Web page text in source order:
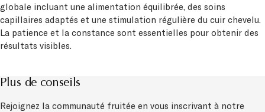
globale incluant une alimentation équilibrée, des soins
capillaires adaptés et une stimulation régulière du cuir chevelu.
La patience et la constance sont essentielles pour obtenir des
résultats visibles.
Plus de conseils
Rejoignez la communauté fruitée en vous inscrivant à notre